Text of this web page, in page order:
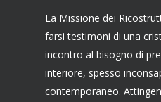
La Missione dei
farsi testimoni di una
incontro al bisogno di
interiore, spesso
contemporaneo.